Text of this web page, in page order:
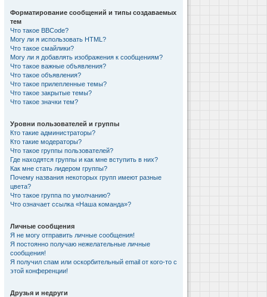
Форматирование сообщений и типы создаваемых
тем
Что такое BBCode?
Могу ли я использовать HTML?
Что такое смайлики?
Могу ли я добавлять изображения к сообщениям?
Что такое важные объявления?
Что такое объявления?
Что такое прилепленные темы?
Что такое закрытые темы?
Что такое значки тем?
Уровни пользователей и группы
Кто такие администраторы?
Кто такие модераторы?
Что такое группы пользователей?
Где находятся группы и как мне вступить в них?
Как мне стать лидером группы?
Почему названия некоторых групп имеют разные
цвета?
Что такое группа по умолчанию?
Что означает ссылка «Наша команда»?
Личные сообщения
Я не могу отправить личные сообщения!
Я постоянно получаю нежелательные личные
сообщения!
Я получил спам или оскорбительный email от кого-то с
этой конференции!
Друзья и недруги